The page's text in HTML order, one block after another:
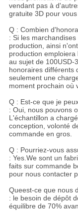
vendant pas à
gratuite 3D pour
Q : Combien
: Si les
production, ainsi
production
au sujet de 100USD-
honoraires différents
seulement une
moment prochain où
Q : Est-ce que je
: Oui, nous pouvons
L'échantillon a
conception, volonté
commande en gros.
Q : Pourriez-vous
: Yes.We sont un
faits sur commande
pour nous contacter
Queest-ce que nous
: le besoin de dépôt
équilibre de 70%